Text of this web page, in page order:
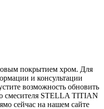
покрытием хром. Для
и консультации
возможность обновить
смесителя STELLA TITIAN
сейчас на нашем сайте